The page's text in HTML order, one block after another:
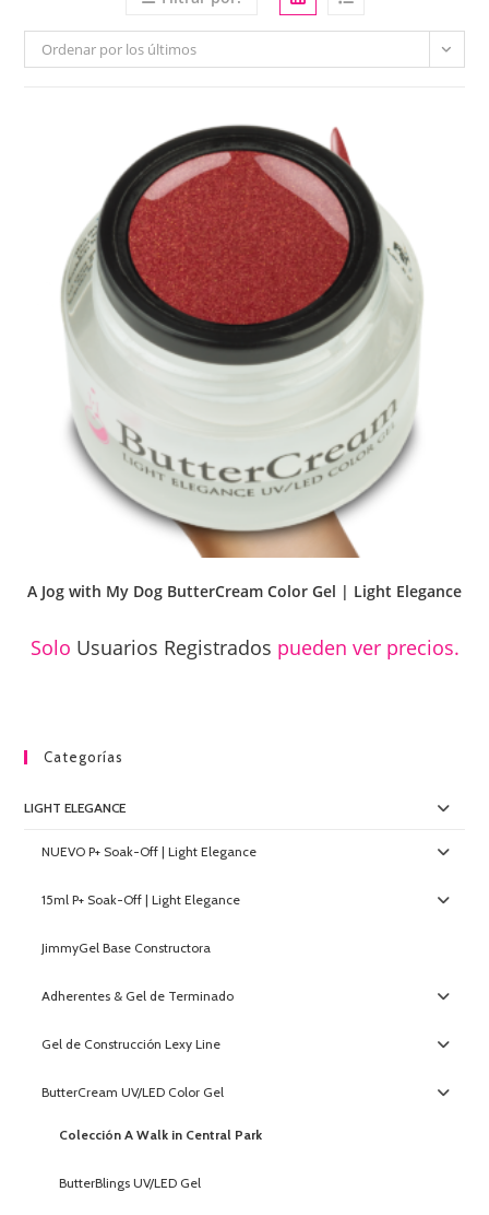
Ordenar por los últimos
A Jog with My Dog ButterCream Color Gel | Light Elegance
Solo Usuarios Registrados pueden ver precios.
Categorías
LIGHT ELEGANCE
NUEVO P+ Soak-Off | Light Elegance
15ml P+ Soak-Off | Light Elegance
JimmyGel Base Constructora
Adherentes & Gel de Terminado
Gel de Construcción Lexy Line
ButterCream UV/LED Color Gel
Colección A Walk in Central Park
ButterBlings UV/LED Gel